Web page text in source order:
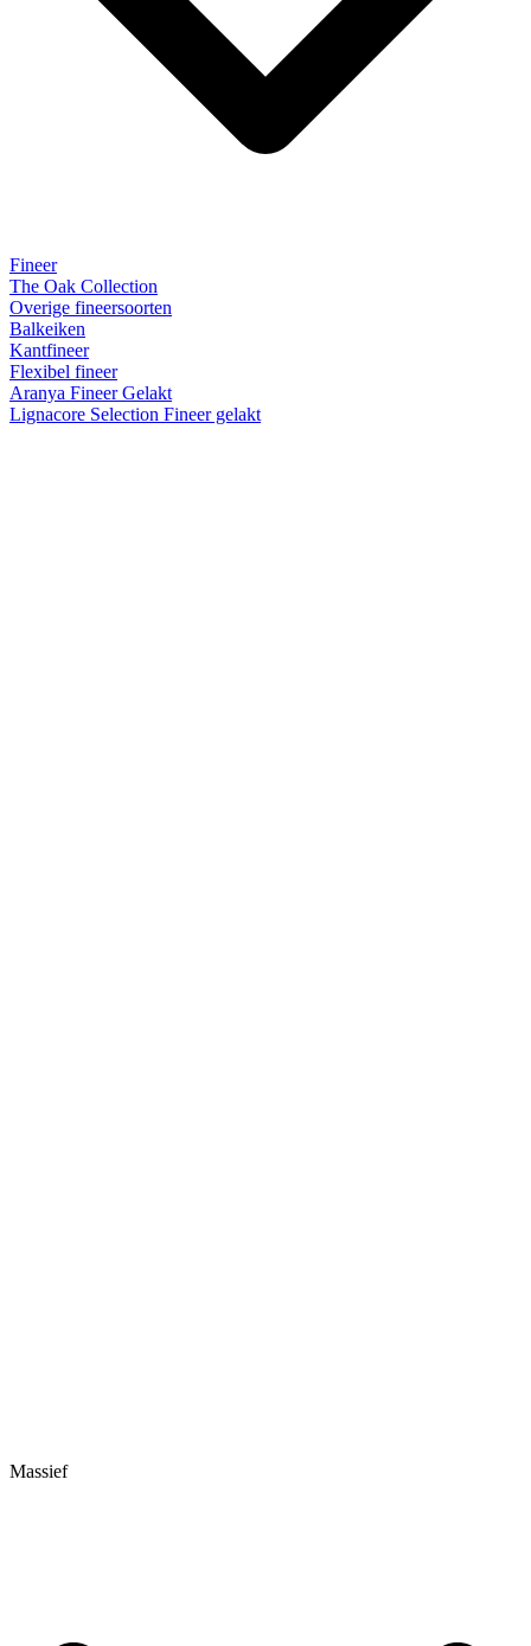
Fineer
The Oak Collection
Overige fineersoorten
Balkeiken
Kantfineer
Flexibel fineer
Aranya Fineer Gelakt
Lignacore Selection Fineer gelakt
Massief